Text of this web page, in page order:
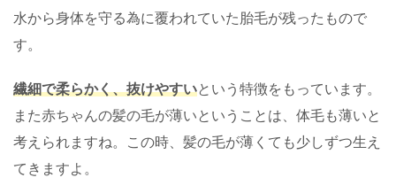
水から身体を守る為に覆われていた胎毛が残ったもので
す。
繊細で柔らかく、抜けやすいという特徴をもっています。
また赤ちゃんの髪の毛が薄いということは、体毛も薄いと
考えられますね。この時、髪の毛が薄くても少しずつ生え
てきますよ。